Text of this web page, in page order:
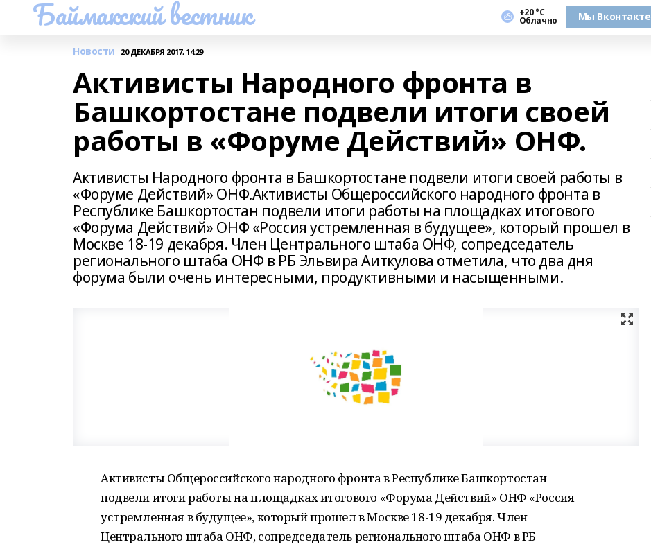
Баймакский вестник +20 °С
Облачно Мы Вконтакте
Новости 20 ДЕКАБРЯ 2017, 14:29
Активисты Народного фронта в
Башкортостане подвели итоги своей
работы в «Форуме Действий» ОНФ.
Активисты Народного фронта в Башкортостане подвели итоги своей работы в
«Форуме Действий» ОНФ.Активисты Общероссийского народного фронта в
Республике Башкортостан подвели итоги работы на площадках итогового
«Форума Действий» ОНФ «Россия устремленная в будущее», который прошел в
Москве 18-19 декабря. Член Центрального штаба ОНФ, сопредседатель
регионального штаба ОНФ в РБ Эльвира Аиткулова отметила, что два дня
форума были очень интересными, продуктивными и насыщенными.
Активисты Общероссийского народного фронта в Республике Башкортостан
подвели итоги работы на площадках итогового «Форума Действий» ОНФ «Россия
устремленная в будущее», который прошел в Москве 18-19 декабря. Член
Центрального штаба ОНФ, сопредседатель регионального штаба ОНФ в РБ